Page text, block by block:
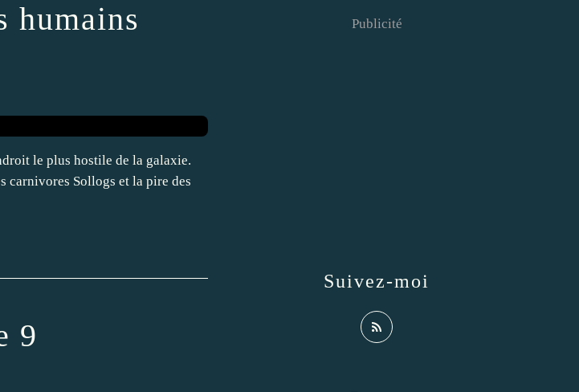
humains
le plus hostile de la galaxie.
carnivores Sollogs et la pire des
9
Suivez-moi
Publicité